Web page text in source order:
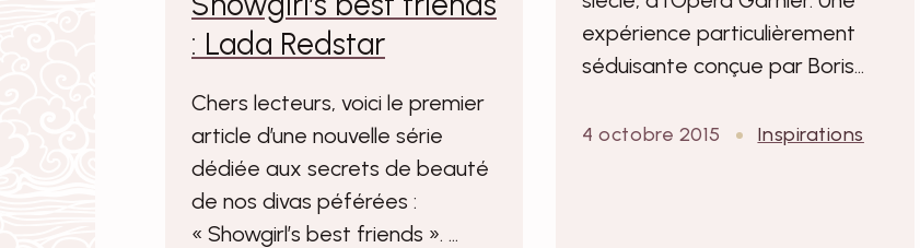
: Lada Redstar
Chers lecteurs, voici le premier
article d’une nouvelle série
dédiée aux secrets de beauté
de nos divas péférées :
« Showgirl’s best friends ». …
expérience particulièrement
séduisante conçue par Boris…
4 octobre 2015 Inspirations